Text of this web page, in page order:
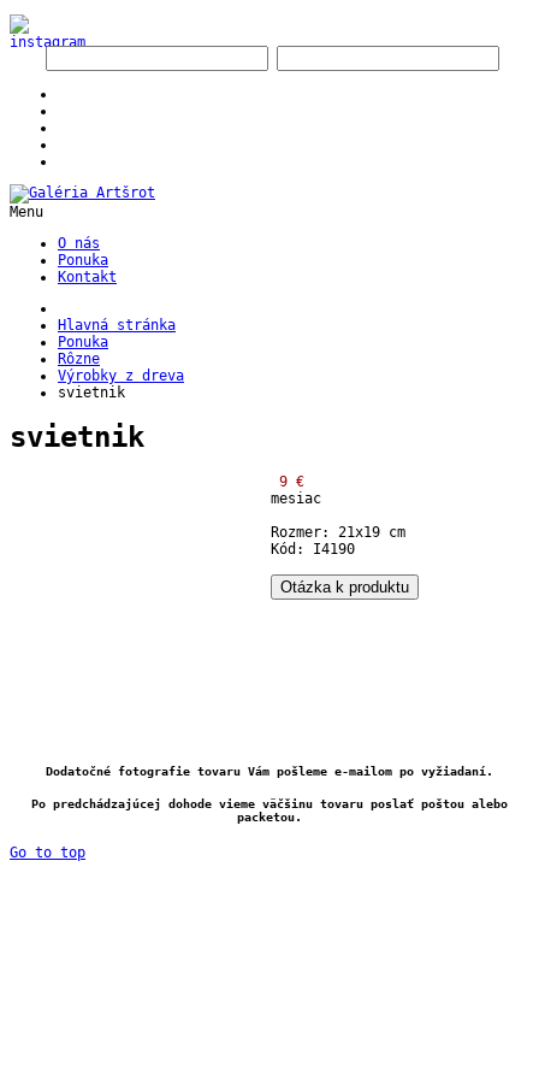
Menu
O nás
Ponuka
Kontakt
Hlavná stránka
Ponuka
Rôzne
Výrobky z dreva
svietnik
svietnik
9 €
mesiac
Rozmer: 21x19 cm
Kód: I4190
Otázka k produktu
Dodatočné fotografie tovaru Vám pošleme e-mailom po vyžiadaní.
Po predchádzajúcej dohode vieme väčšinu tovaru poslať poštou alebo
packetou.
Go to top